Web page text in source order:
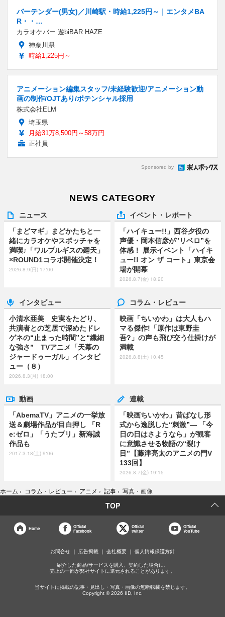
バーテンダー(男女)／川崎駅・時給1,225円～｜エンタメBA
R・・…
カラオケバー 遊biBAR HAZE
神奈川県
時給1,225円～
アニメーション編集スタッフ/未経験歓迎/アニメーション動
画の制作/OJTあり/ポテンシャル採用
株式会社ELM
埼玉県
月給31万8,500円～58万円
正社員
Sponsored by
NEWS CATEGORY
ニュース
「まどマギ」まどかたちと一
緒にカラオケやスポッチャを
満喫♪「ワルプルギスの廻天」
×ROUND1コラボ開催決定！
2026.8.9(日) 17:00
イベント・レポート
「ハイキュー!!」西谷夕役の
声優・岡本信彦が”リベロ”を
体感！ 展示イベント「ハイキ
ュー!! オン ザ コート」東京会
場が開幕
2026.8.7(金) 18:20
インタビュー
小清水亜美 史実をたどり、
共演者との芝居で深めたドレ
ゲネの“止まった時間”と“繊細
な強さ” TVアニメ「天幕の
ジャードゥーガル」インタビ
ュー（８）
2026.8.3(月) 18:00
コラム・レビュー
映画「ちいかわ」は大人もハ
マる傑作!「原作は東野圭
吾?」の声も飛び交う仕掛けが
満載
2026.8.8(土) 10:45
動画
「AbemaTV」アニメの一挙放
送＆劇場作品が目白押し 「R
e:ゼロ」「うたプリ」新海誠
作品も
2017.3.18(土) 9:06
連載
「映画ちいかわ」昔ばなし形
式から逸脱した“刺激”― 「今
日の日はさようなら」が観客
に意識させる物語の“裂け
目”【藤津亮太のアニメの門V
133回】
2026.8.7(金) 19:15
ホーム › コラム・レビュー › アニメ › 記事 › 写真・画像
TOP
Home
Official
Facebook
Official
twitter
Official
YouTube
お問合せ 広告掲載 会社概要 個人情報保護方針
紹介した商品/サービスを購入、契約した場合に、
売上の一部が弊社サイトに還元されることがあります。
当サイトに掲載の記事・見出し・写真・画像の無断転載を禁じます。
Copyright © 2026 IID, Inc.